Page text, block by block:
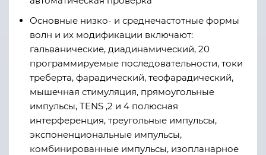
Основные низко- и среднечастотные формы
волн и их модификации включают:
гальванические, диадинамический, 20
программируемые последовательности, токи
треберта, фарадический, тeoфарадический,
мышечная стимуляция, прямоугольные
импульсы, TENS ,2 и 4 полюсная
интерференция, треугольные импульсы,
экспоненциональные импульсы,
комбинированные импульсы, изопланарное